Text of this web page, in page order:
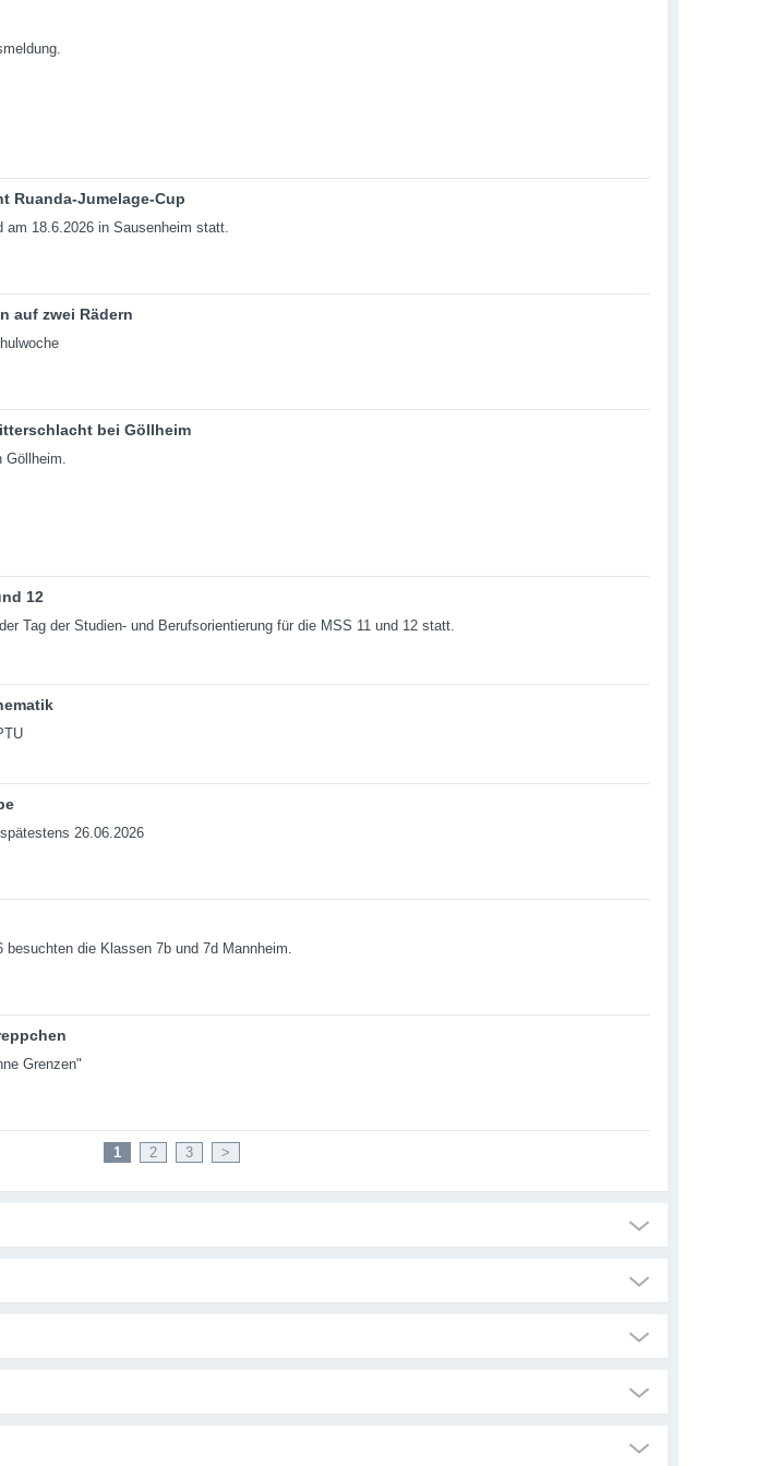
Ruanda-Jumelage-Cup
am 18.6.2026 in Sausenheim statt.
auf zwei Rädern
bei Göllheim
Göllheim.
12
Tag der Studien- und Berufsorientierung für die MSS 11 und 12 statt.
26.06.2026
die Klassen 7b und 7d Mannheim.
Grenzen"
1 2 3 >